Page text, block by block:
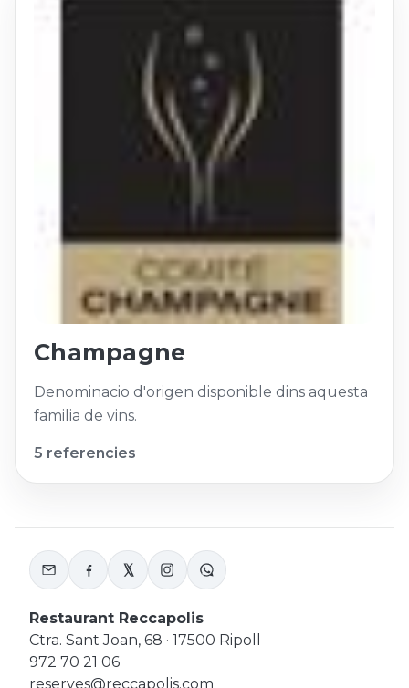
Champagne
Denominacio d'origen disponible dins aquesta
familia de vins.
5 referencies
Restaurant Reccapolis
Ctra. Sant Joan, 68 · 17500 Ripoll
972 70 21 06
reserves@reccapolis.com